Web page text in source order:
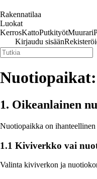
Rakennatilaa
Luokat
KerrosKattoPutkityötMuurari
Kirjaudu sisään
1. Oikeanlainen
Nuotiopaikka on
1.1 Kiviverkko vai
Valinta kiviverkon ja